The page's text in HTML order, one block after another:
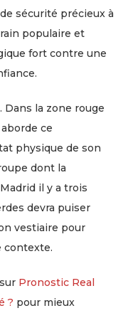
sécurité précieux à
populaire et
fort contre une
la zone rouge
ce
physique de son
dont la
il y a trois
devra puiser
vestiaire pour
contexte.
Pronostic Real
? pour mieux